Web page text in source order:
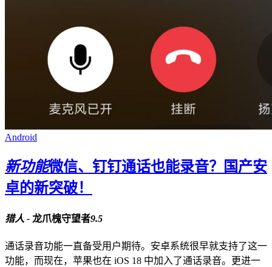
Android
新功能微信、钉钉通话也能录音？国产安
卓的新突破！
猎人 - 龙爪槐守望者9.5
通话录音功能一直备受用户期待。安卓系统很早就支持了这一
功能，而现在，苹果也在 iOS 18 中加入了通话录音。更进一